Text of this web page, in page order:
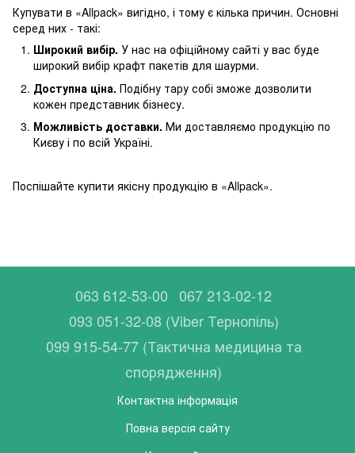
Купувати в «Allpack» вигідно, і тому є кілька причин. Основні
серед них - такі:
Широкий вибір. У нас на офіційному сайті у вас буде
широкий вибір крафт пакетів для шаурми.
Доступна ціна. Подібну тару собі зможе дозволити
кожен представник бізнесу.
Можливість доставки. Ми доставляємо продукцію по
Києву і по всій Україні.
Поспішайте купити якісну продукцію в «Allpack».
063 612-53-00 067 213-02-12
093 051-32-08 (Viber Тернопіль)
099 915-54-77 (Тактична медицина та
спорядження)
Контактна інформація
Повна версія сайту